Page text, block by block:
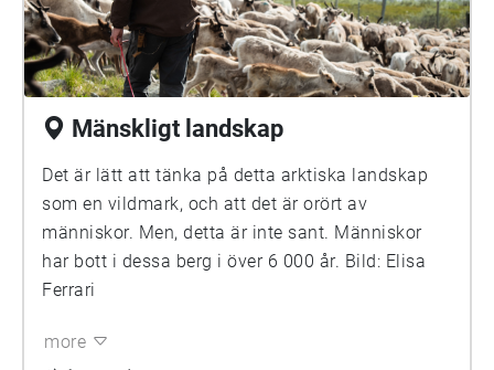
Mänskligt landskap
Det är lätt att tänka på detta arktiska landskap
som en vildmark, och att det är orört av
människor. Men, detta är inte sant. Människor
har bott i dessa berg i över 6 000 år. Bild: Elisa
Ferrari
more